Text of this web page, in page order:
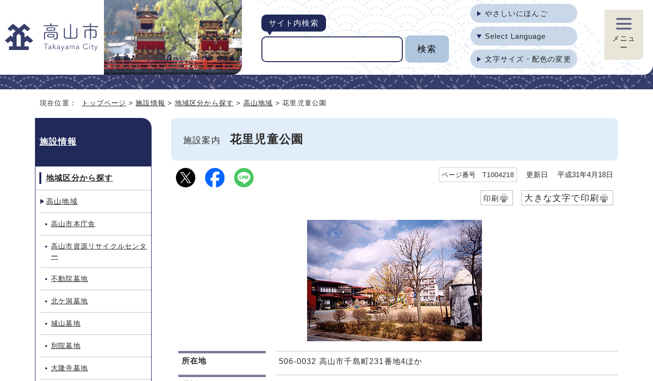
サイト内検索
やさしいにほんご
Select Language
文字サイズ・配色の変更
メニュ
ー
現在位置： トップページ >施設情報 > 地域区分から探す > 高山地域 > 花里児童公園
施設案内 花里児童公園
ページ番号 T1004218 更新日 平成31年4月18日
印刷 大きな文字で印刷
所在地 506-0032 高山市千島町231番地4ほか
施設情報
地域区分から探す
高山地域
高山市本庁舎
高山市資源リサイクルセンタ
ー
不動院墓地
北ケ洞墓地
城山墓地
別院墓地
大隆寺墓地